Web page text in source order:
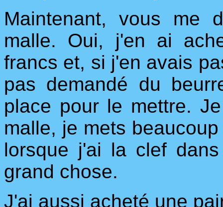
Maintenant, vous me
malle. Oui, j'en ai
francs et, si j'en avais
pas demandé du
place pour le mettre.
malle, je mets
lorsque j'ai la clef
grand chose.
J'ai aussi acheté une